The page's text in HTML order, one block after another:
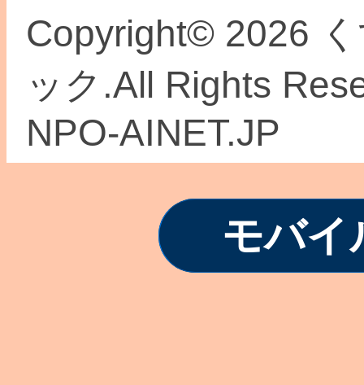
Copyright© 2026
ック.All Rights
NPO-AINET.JP
モバイ